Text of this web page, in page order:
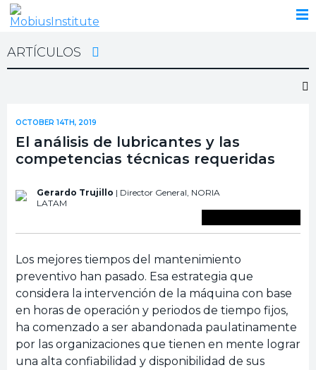
ARTÍCULOS
OCTOBER 14TH, 2019
El análisis de lubricantes y las
competencias técnicas requeridas
Gerardo Trujillo | Director General, NORIA
LATAM
Los mejores tiempos del mantenimiento
preventivo han pasado. Esa estrategia que
considera la intervención de la máquina con base
en horas de operación y periodos de tiempo fijos,
ha comenzado a ser abandonada paulatinamente
por las organizaciones que tienen en mente lograr
una alta confiabilidad y disponibilidad de sus